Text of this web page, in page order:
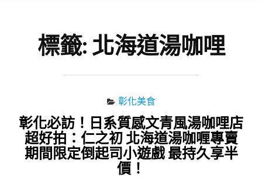
標籤: 北海道湯咖哩
彰化美食
彰化必訪！日系質感文青風湯咖哩店
超好拍：仁之初 北海道湯咖喱專賣
期間限定倒起司小遊戲 最持久享半
價！